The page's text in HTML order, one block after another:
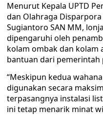
Menurut Kepala UPTD
dan Olahraga
Sugiantoro SAN MM,
dipengaruhi oleh
kolam ombak dan kolam
bantuan dari pemerintah
“Meskipun kedua
digunakan secara
terpasangnya instalasi
ini tetap menarik minat